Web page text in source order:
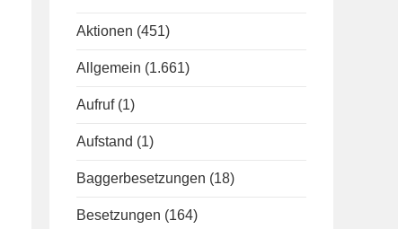
Aktionen (451)
Allgemein (1.661)
Aufruf (1)
Aufstand (1)
Baggerbesetzungen (18)
Besetzungen (164)